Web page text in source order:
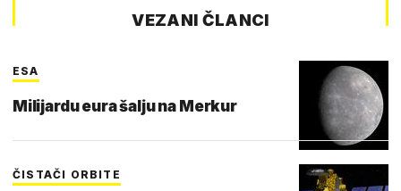
VEZANI ČLANCI
ESA
Milijardu eura šalju na Merkur
ČISTAČI ORBITE